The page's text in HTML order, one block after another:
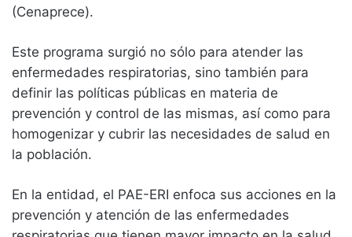
(Cenaprece).
Este programa surgió no sólo para atender las
enfermedades respiratorias, sino también para
definir las políticas públicas en materia de
prevención y control de las mismas, así como para
homogenizar y cubrir las necesidades de salud en
la población.
En la entidad, el PAE-ERI enfoca sus acciones en la
prevención y atención de las enfermedades